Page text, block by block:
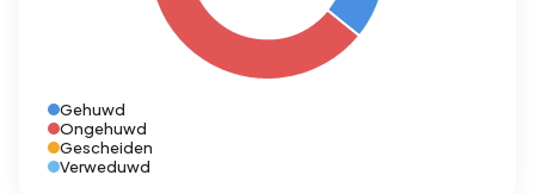
Gehuwd
Ongehuwd
Gescheiden
Verweduwd